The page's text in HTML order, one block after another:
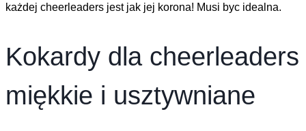
każdej cheerleaders jest jak jej korona! Musi byc idealna.
Kokardy dla cheerleaders
miękkie i usztywniane